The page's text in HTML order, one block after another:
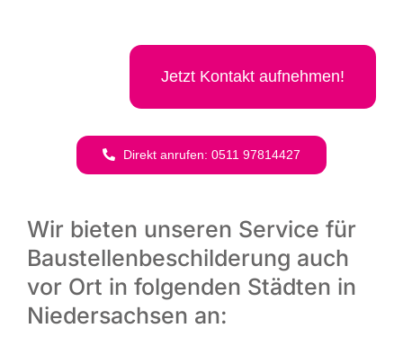
Jetzt Kon­takt aufnehmen!
Direkt anru­fen: 0511 97814427
Wir bieten unseren Service für
Baustellenbeschilderung auch
vor Ort in folgenden Städten in
Niedersachsen an: